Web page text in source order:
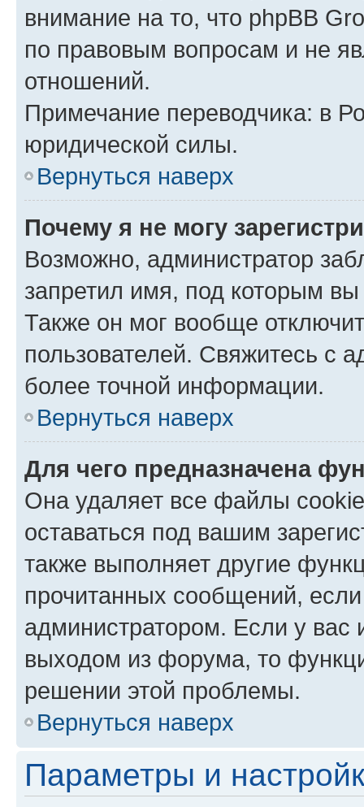
внимание на то, что phpBB
по правовым вопросам и не
отношений.
Примечание переводчика: в
юридической силы.
Вернуться наверх
Почему я не могу
Возможно, администратор
запретил имя, под которым вы
Также он мог вообще
пользователей. Свяжитесь с
более точной информации.
Вернуться наверх
Для чего предназначена
Она удаляет все файлы
оставаться под вашим
также выполняет другие
прочитанных сообщений,
администратором. Если у
выходом из форума, то
решении этой проблемы.
Вернуться наверх
Параметры и